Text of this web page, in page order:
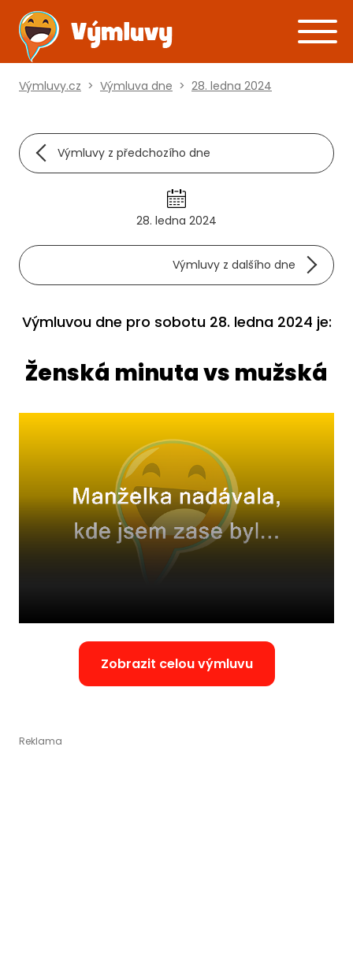
Výmluvy.cz > Výmluva dne > 28. ledna 2024
Výmluvy z předchozího dne
28. ledna 2024
Výmluvy z dalšího dne
Výmluvou dne pro sobotu 28. ledna 2024 je:
Ženská minuta vs mužská
Zobrazit celou výmluvu